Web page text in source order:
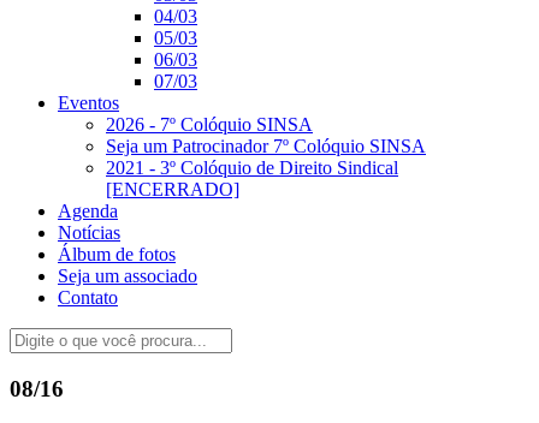
04/03
05/03
06/03
07/03
Eventos
2026 - 7º Colóquio SINSA
Seja um Patrocinador 7º Colóquio SINSA
2021 - 3º Colóquio de Direito Sindical
[ENCERRADO]
Agenda
Notícias
Álbum de fotos
Seja um associado
Contato
08/16